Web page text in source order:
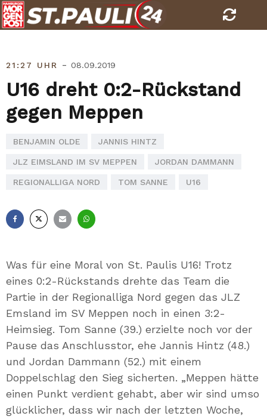
Skip
to
21:27 UHR - 08.09.2019
U16 dreht 0:2-Rückstand
gegen Meppen
BENJAMIN OLDE JANNIS HINTZ
JLZ EIMSLAND IM SV MEPPEN JORDAN DAMMANN
REGIONALLIGA NORD TOM SANNE U16
Was für eine Moral von St. Paulis U16! Trotz
eines 0:2-Rückstands drehte das Team die
Partie in der Regionalliga Nord gegen das JLZ
Emsland im SV Meppen noch in einen 3:2-
Heimsieg. Tom Sanne (39.) erzielte noch vor der
Pause das Anschlusstor, ehe Jannis Hintz (48.)
und Jordan Dammann (52.) mit einem
Doppelschlag den Sieg sicherten. „Meppen hätte
einen Punkt verdient gehabt, aber wir sind umso
glücklicher, dass wir nach der letzten Woche,